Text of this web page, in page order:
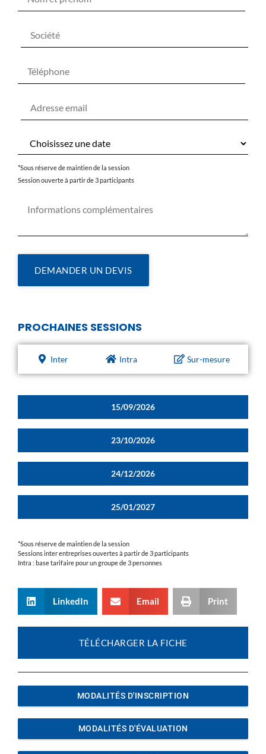
*Sous réserve de maintien de la session
Session ouverte à partir de 3 participants
DEMANDER UN DEVIS
PROCHAINES SESSIONS
Inter Intra Sur-mesure
15/09/2026
23/10/2026
24/12/2026
25/01/2027
*Sous réserve de maintien de la session
Sessions inter entreprises ouvertes à partir de 3 participants
Intra : base tarifaire pour un groupe de 3 personnes
LinkedIn Email Print
TÉLÉCHARGER LA FICHE
MODALITÉS D'INSCRIPTION
MODALITÉS D'ÉVALUATION